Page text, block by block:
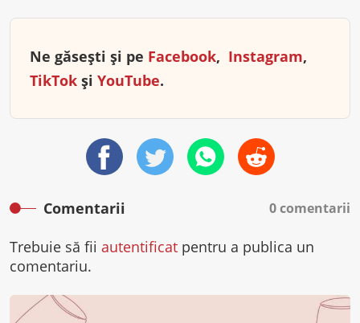
Ne găsești și pe Facebook, Instagram,
TikTok și YouTube.
Comentarii 0 comentarii
Trebuie să fii autentificat pentru a publica un
comentariu.